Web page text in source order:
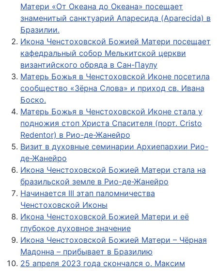
Матери «От Океана до Океана» посещает
знаменитый санктуарий Апаресида (Aparecida) в
Бразилии.
Икона Ченстоховской Божией Матери посещает
кафедральный собор Мелькитской церкви
византийского обряда в Сан-Паулу
Матерь Божья в Ченстоховской Иконе посетила
сообщество «Зёрна Слова» и приход св. Ивана
Боско.
Матерь Божья в Ченстоховской Иконе стала у
подножия стоп Христа Спасителя (порт. Cristo
Redentor) в Рио-де-Жанейро
Визит в духовные семинарии Архиепархии Рио-
де-Жанейро
Икона Ченстоховской Божией Матери стала на
бразильской земле в Рио-де-Жанейро
Начинается III этап паломничества
Ченстоховской Иконы
Икона Ченстоховской Божией Матери и её
глубокое духовное значение
Икона Ченстоховской Божией Матери – Чёрная
Мадонна – прибывает в Бразилию
25 апреля 2023 года скончался о. Максим